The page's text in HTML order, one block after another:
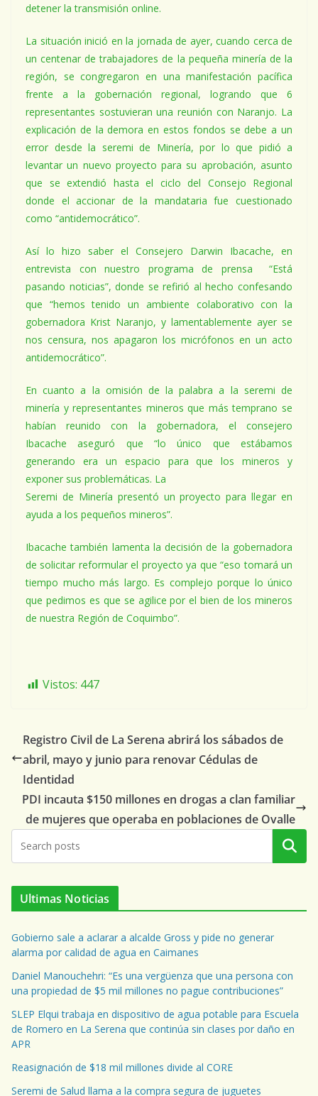
detener la transmisión online.
La situación inició en la jornada de ayer, cuando cerca de
un centenar de trabajadores de la pequeña minería de la
región, se congregaron en una manifestación pacífica
frente a la gobernación regional, logrando que 6
representantes sostuvieran una reunión con Naranjo. La
explicación de la demora en estos fondos se debe a un
error desde la seremi de Minería, por lo que pidió a
levantar un nuevo proyecto para su aprobación, asunto
que se extendió hasta el ciclo del Consejo Regional
donde el accionar de la mandataria fue cuestionado
como “antidemocrático”.
Así lo hizo saber el Consejero Darwin Ibacache, en
entrevista con nuestro programa de prensa “Está
pasando noticias”, donde se refirió al hecho confesando
que “hemos tenido un ambiente colaborativo con la
gobernadora Krist Naranjo, y lamentablemente ayer se
nos censura, nos apagaron los micrófonos en un acto
antidemocrático”.
En cuanto a la omisión de la palabra a la seremi de
minería y representantes mineros que más temprano se
habían reunido con la gobernadora, el consejero
Ibacache aseguró que “lo único que estábamos
generando era un espacio para que los mineros y
exponer sus problemáticas. La
Seremi de Minería presentó un proyecto para llegar en
ayuda a los pequeños mineros”.
Ibacache también lamenta la decisión de la gobernadora
de solicitar reformular el proyecto ya que “eso tomará un
tiempo mucho más largo. Es complejo porque lo único
que pedimos es que se agilice por el bien de los mineros
de nuestra Región de Coquimbo”.
Vistos: 447
Registro Civil de La Serena abrirá los sábados de
abril, mayo y junio para renovar Cédulas de
Identidad
PDI incauta $150 millones en drogas a clan familiar
de mujeres que operaba en poblaciones de Ovalle
Buscar
Ultimas Noticias
Gobierno sale a aclarar a alcalde Gross y pide no generar
alarma por calidad de agua en Caimanes
Daniel Manouchehri: “Es una vergüenza que una persona con
una propiedad de $5 mil millones no pague contribuciones”
SLEP Elqui trabaja en dispositivo de agua potable para Escuela
de Romero en La Serena que continúa sin clases por daño en
APR
Reasignación de $18 mil millones divide al CORE
Seremi de Salud llama a la compra segura de juguetes